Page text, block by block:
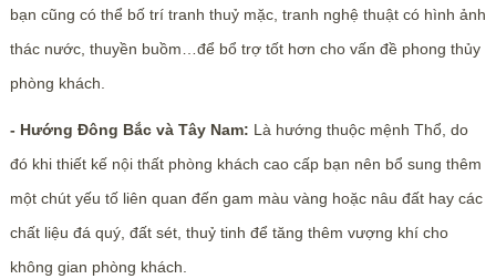
bạn cũng có thể bố trí tranh thuỷ mặc, tranh nghệ thuật có hình ảnh
thác nước, thuyền buồm…để bổ trợ tốt hơn cho vấn đề phong thủy
phòng khách.
- Hướng Đông Bắc và Tây Nam: Là hướng thuộc mệnh Thổ, do
đó khi thiết kế nội thất phòng khách cao cấp bạn nên bổ sung thêm
một chút yếu tố liên quan đến gam màu vàng hoặc nâu đất hay các
chất liệu đá quý, đất sét, thuỷ tinh để tăng thêm vượng khí cho
không gian phòng khách.